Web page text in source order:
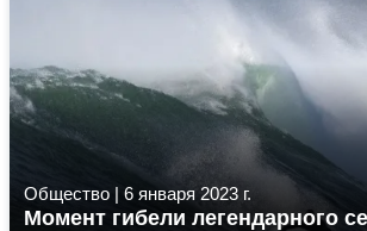
Общество | 6 января 2023 г.
Момент гибели легендарного